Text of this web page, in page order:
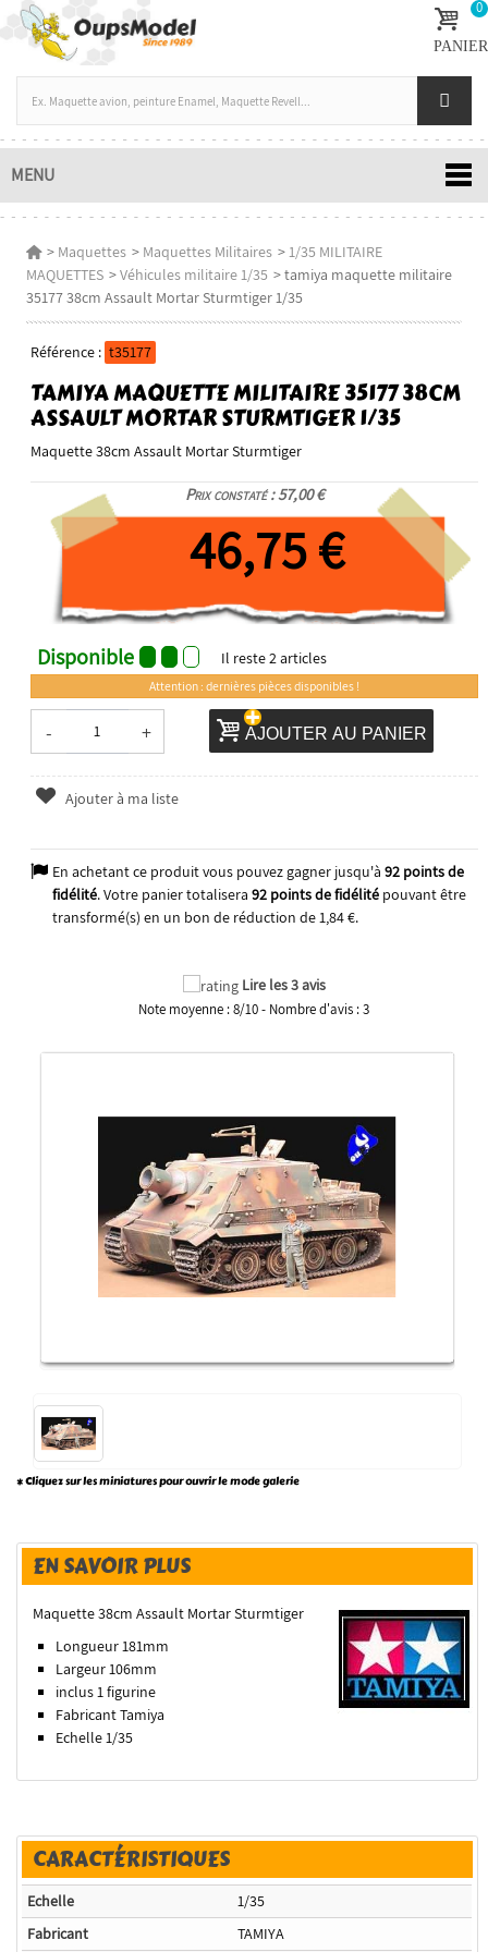
0
PANIER
MENU
> Maquettes > Maquettes Militaires >1/35 MILITAIRE
MAQUETTES >Véhicules militaire 1/35 >tamiya maquette militaire
35177 38cm Assault Mortar Sturmtiger 1/35
Référence : t35177
TAMIYA MAQUETTE MILITAIRE 35177 38CM
ASSAULT MORTAR STURMTIGER 1/35
Maquette 38cm Assault Mortar Sturmtiger
Prix constaté : 57,00 €
46,75 €
Disponible Il reste2articles
Attention : dernières pièces disponibles !
- + AJOUTER AU PANIER
Ajouter à ma liste
En achetant ce produit vous pouvez gagner jusqu'à 92points de
fidélité. Votre panier totalisera 92points de fidélitépouvant être
transformé(s) en un bon de réduction de1,84 €.
Lire les 3 avis
Note moyenne :8/10- Nombre d'avis :3
* Cliquez sur les miniatures pour ouvrir le mode galerie
EN SAVOIR PLUS
Maquette 38cm Assault Mortar Sturmtiger
Longueur 181mm
Largeur 106mm
inclus 1 figurine
Fabricant Tamiya
Echelle 1/35
CARACTÉRISTIQUES
Echelle
1/35
Fabricant
TAMIYA